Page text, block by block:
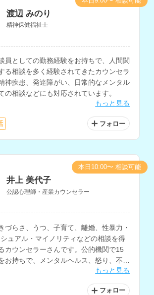
渡辺 みのり
精神保健福祉士
員としての勤務経験をお持ちで、人間関
る相談を多く経験されてきたカウンセラ
神疾患、発達障がい、日常的なメンタル
の相談などにも対応されています。
もっと見る
フォロー
井上 美代子
公認心理師・産業カウンセラー
づらさ、うつ、子育て、離婚、性暴力・
ュアル・マイノリティなどの相談を得
カウンセラーさんです。公的機関で15
お持ちで、メンタルヘルス、怒り、不
自分に自信がないなどの悩みにも対応さ
もっと見る
フォロー
本日10:00〜 相談可能